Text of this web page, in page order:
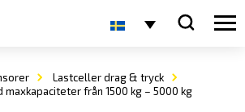
Lastceller drag & tryck
maxkapaciteter från 1500 kg – 5000 kg